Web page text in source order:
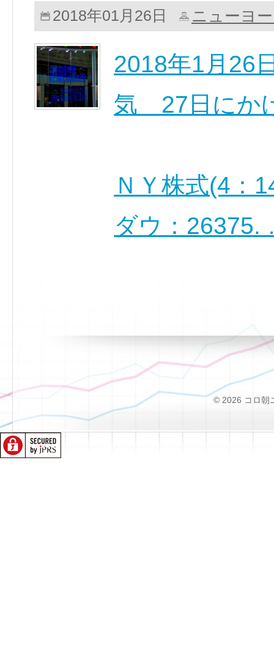
2018年01月26日 ニューヨ
2018年1月26
気 27日にか
ＮＹ株式(4：
ダウ：
© 2026 コロ朝